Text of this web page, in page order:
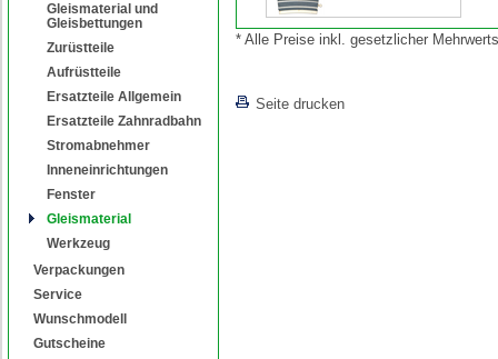
Gleismaterial und
Gleisbettungen
Zurüstteile
Aufrüstteile
Ersatzteile Allgemein
Ersatzteile Zahnradbahn
Stromabnehmer
Inneneinrichtungen
Fenster
Gleismaterial
Werkzeug
Verpackungen
Service
Wunschmodell
Gutscheine
* Alle Preise inkl. gesetzlicher
Seite drucken